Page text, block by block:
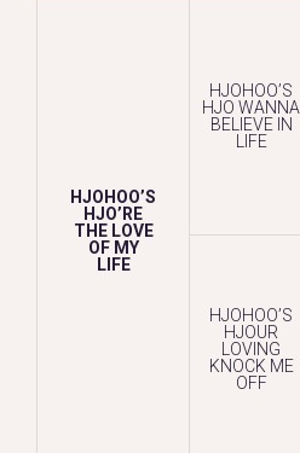
HJOHOO’S
HJO’RE
THE LOVE
OF MY
LIFE
HJOHOO’S
HJO WANNA
BELIEVE IN
LIFE
HJOHOO’S
HJOUR
LOVING
KNOCK ME
OFF